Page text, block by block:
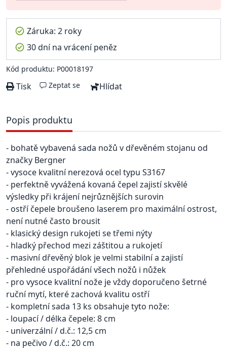
Záruka: 2 roky
30 dní na vrácení peněz
Kód produktu: P00018197
Tisk Zeptat se Hlídat
Popis produktu
- bohatě vybavená sada nožů v dřevěném stojanu od
značky Bergner
- vysoce kvalitní nerezová ocel typu S3167
- perfektně vyvážená kovaná čepel zajistí skvělé
výsledky při krájení nejrůznějších surovin
- ostří čepele broušeno laserem pro maximální ostrost,
není nutné často brousit
- klasický design rukojeti se třemi nýty
- hladký přechod mezi záštitou a rukojetí
- masivní dřevěný blok je velmi stabilní a zajistí
přehledné uspořádání všech nožů i nůžek
- pro vysoce kvalitní nože je vždy doporučeno šetrné
ruční mytí, které zachová kvalitu ostří
- kompletní sada 13 ks obsahuje tyto nože:
- loupací / délka čepele: 8 cm
- univerzální / d.č.: 12,5 cm
- na pečivo / d.č.: 20 cm